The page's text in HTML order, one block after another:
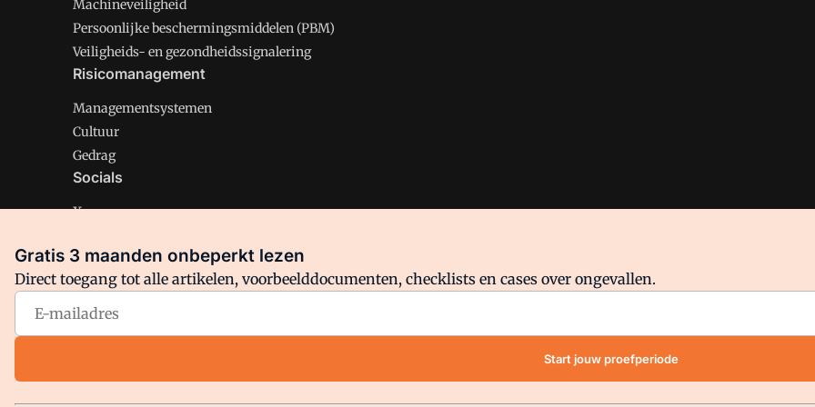
Machineveiligheid
Persoonlijke beschermingsmiddelen (PBM)
Veiligheids- en gezondheidssignalering
Risicomanagement
Managementsystemen
Cultuur
Gedrag
Socials
X
Facebook
Arbo is onderdeel van VMN media. Lees inons manifestwaar VMN media voor staat. Op gebruik van deze site zijn de
Gratis 3 maanden onbeperkt lezen
Direct toegang tot alle artikelen, voorbeelddocumenten, checklists en cases over ongevallen.
Start jouw proefperiode